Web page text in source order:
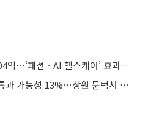
메타랩스, 1분기 매출 304억…‘패션ㆍAI 헬스케어’ 효과에 흑자전환
美 클래리티 법안 연내 통과 가능성 13%…상원 문턱서 제동